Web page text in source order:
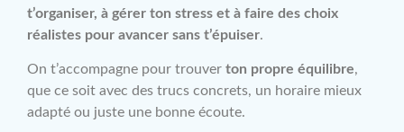
t’organiser, à gérer ton stress et à faire des choix
réalistes pour avancer sans t’épuiser.
On t’accompagne pour trouver ton propre équilibre,
que ce soit avec des trucs concrets, un horaire mieux
adapté ou juste une bonne écoute.